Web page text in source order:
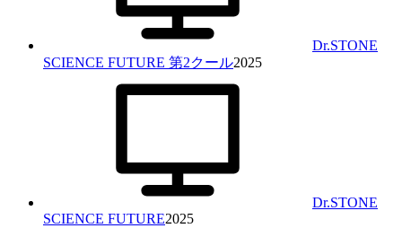
Dr.STONE
SCIENCE FUTURE 第2クール2025
Dr.STONE
SCIENCE FUTURE2025